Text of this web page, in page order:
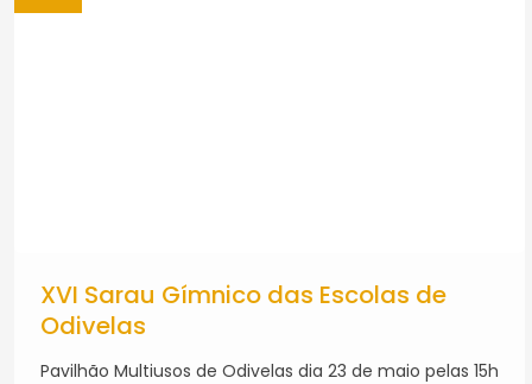
XVI Sarau Gímnico das Escolas de
Odivelas
Pavilhão Multiusos de Odivelas dia 23 de maio pelas 15h